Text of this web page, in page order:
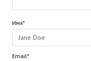
Имя*
Email*